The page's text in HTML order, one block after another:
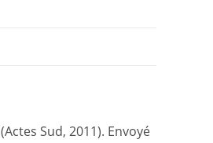
(Actes Sud, 2011). Envoyé